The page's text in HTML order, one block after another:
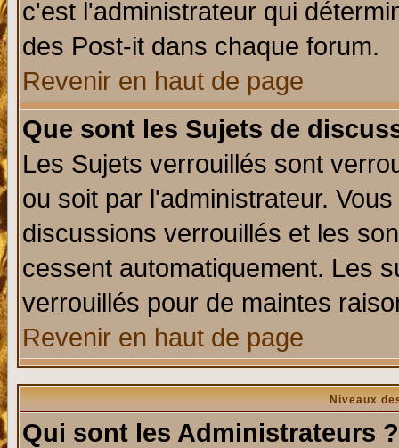
c'est l'administrateur qui
des Post-it dans chaque forum.
Revenir en haut de page
Que sont les Sujets de
Les Sujets verrouillés sont
ou soit par l'administrateur.
discussions verrouillés et les
cessent automatiquement. Les
verrouillés pour de maintes
Revenir en haut de page
Niveaux
Qui sont les Administrateurs ?